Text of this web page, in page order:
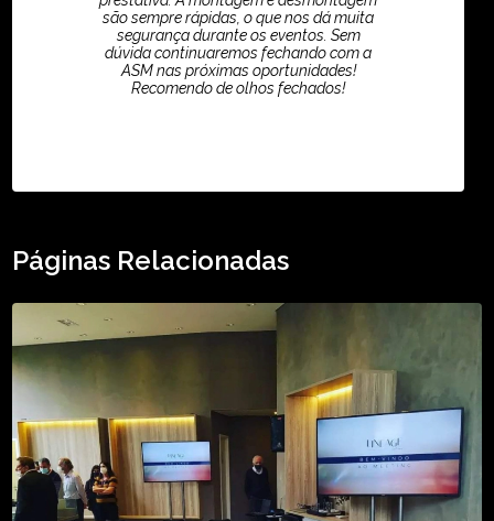
são sempre rápidas, o que nos dá muita
segurança durante os eventos. Sem
dúvida continuaremos fechando com a
ASM nas próximas oportunidades!
Recomendo de olhos fechados!
Páginas Relacionadas